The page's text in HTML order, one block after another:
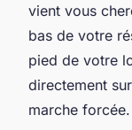
vient vous
bas de votre
pied de votre
directement
marche forcée.